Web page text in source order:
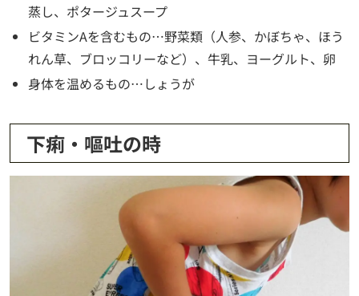
蒸し、ポタージュスープ
ビタミンAを含むもの…野菜類（人参、かぼちゃ、ほう
れん草、ブロッコリーなど）、牛乳、ヨーグルト、卵
身体を温めるもの…しょうが
下痢・嘔吐の時